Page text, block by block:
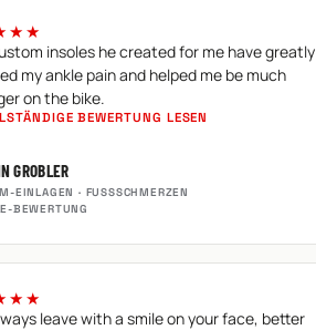
insoles he created for me have greatly
my ankle pain and helped me be much
on the bike.
BEWERTUNG LESEN
GROBLER
EINLAGEN · FUSSSCHMERZEN
BEWERTUNG
leave with a smile on your face, better